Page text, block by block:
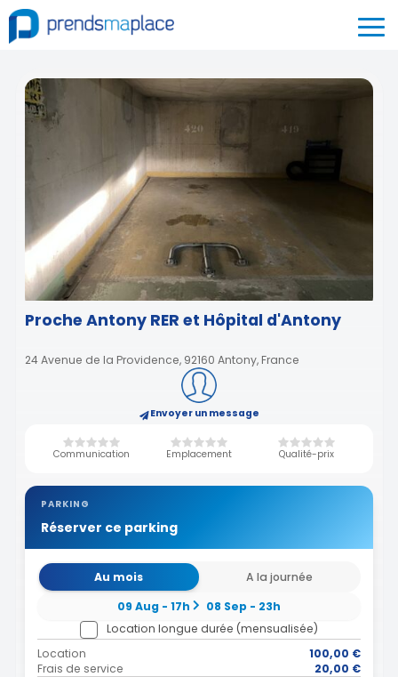
Proche Antony RER et Hôpital d'Antony
24 Avenue de la Providence, 92160 Antony, France
Envoyer un message
Communication Emplacement Qualité-prix
PARKING
Réserver ce parking
Au mois
A la journée
09 Aug - 17h
08 Sep - 23h
Location longue durée (mensualisée)
Location
100,00 €
Frais de service
20,00 €